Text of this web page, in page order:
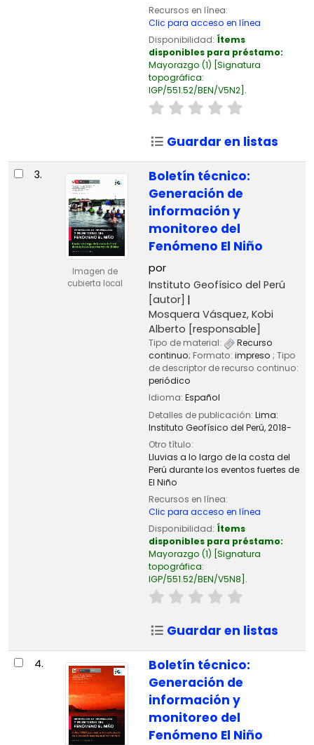
Recursos en línea:
Clic para acceso en línea
Disponibilidad: Ítems
disponibles para préstamo:
Mayorazgo (1) Signatura
topográfica:
IGP/551.52/BEN/V5N2 .
Guardar en listas
3.
Imagen de
cubierta local
Boletín técnico:
Generación de
información y
monitoreo del
Fenómeno El Niño
por
Instituto Geofísico del Perú
[autor]
Mosquera Vásquez, Kobi
Alberto [responsable]
Tipo de material:
Recurso
continuo; Formato: impreso ; Tipo
de descriptor de recurso continuo:
periódico
Idioma: Español
Detalles de publicación: Lima:
Instituto Geofísico del Perú,2018-
Otro título:
Lluvias a lo largo de la costa del
Perú durante los eventos fuertes de
El Niño
Recursos en línea:
Clic para acceso en línea
Disponibilidad: Ítems
disponibles para préstamo:
Mayorazgo (1) Signatura
topográfica:
IGP/551.52/BEN/V5N8 .
Guardar en listas
4.
Boletín técnico:
Generación de
información y
monitoreo del
Fenómeno El Niño